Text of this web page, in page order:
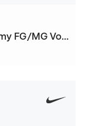
Tiempo Maestro Academy FG/MG Voetbalschoenen